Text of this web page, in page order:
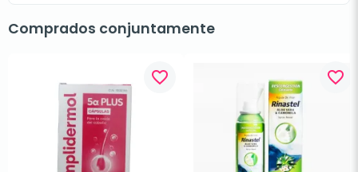
Comprados conjuntamente
favorite_border favorite_border